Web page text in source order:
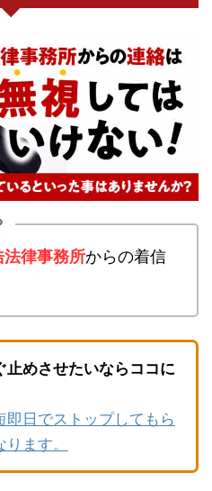
法律事務所からの着信
止めさせたいならココに
即日でストップしてもら
ます。